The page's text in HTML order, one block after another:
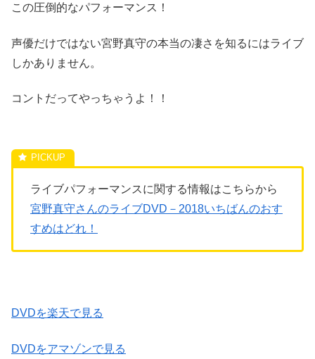
この圧倒的なパフォーマンス！
声優だけではない宮野真守の本当の凄さを知るにはライブ
しかありません。
コントだってやっちゃうよ！！
ライブパフォーマンスに関する情報はこちらから
宮野真守さんのライブDVD－2018いちばんのおす
すめはどれ！
DVDを楽天で見る
DVDをアマゾンで見る